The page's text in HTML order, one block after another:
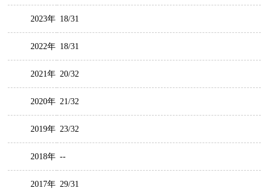
2023年 18/31
2022年 18/31
2021年 20/32
2020年 21/32
2019年 23/32
2018年 --
2017年 29/31